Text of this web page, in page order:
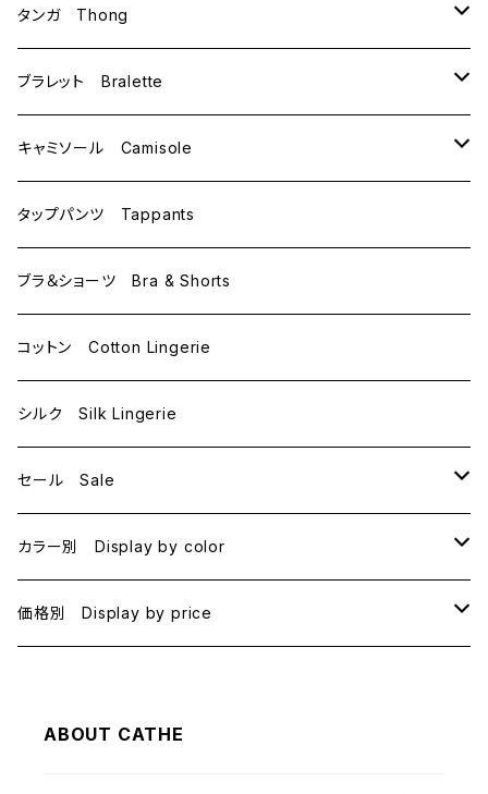
B75
C65
C70
C75
D65
D70
E70
M
L
タンガ Thong
M
ブラレット Bralette
M
L
キャミソール Camisole
M
L
タップパンツ Tappants
ブラ＆ショーツ Bra & Shorts
コットン Cotton Lingerie
シルク Silk Lingerie
セール Sale
B70
B75
C70
カラー別 Display by color
BLACK
BEIGE
価格別 Display by price
1000~ABOUT CATHE